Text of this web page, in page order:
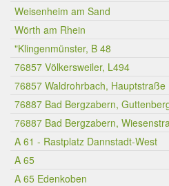
Weisenheim am Sand
Wörth am Rhein
"Klingenmünster, B 48
76857 Völkersweiler, L494
76857 Waldrohrbach, Hauptstraße
76887 Bad Bergzabern,
76887 Bad Bergzabern,
A 61 - Rastplatz Dannstadt-West
A 65
A 65 Edenkoben